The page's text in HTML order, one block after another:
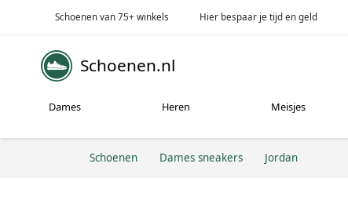
Schoenen van 75+ winkels Hier bespaar je tijd en geld
Schoenen.nl
Dames Heren Meisjes
Schoenen Dames sneakers Jordan